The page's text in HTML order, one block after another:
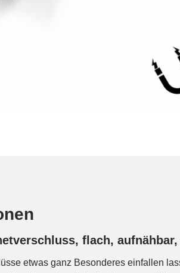
flach,
etwas ganz Besonderes einfallen